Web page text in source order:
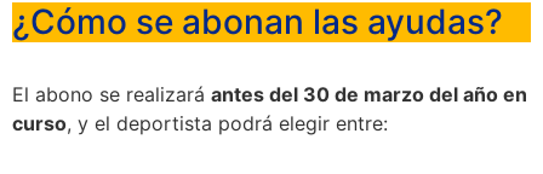
¿Cómo se abonan las ayudas?
El abono se realizará antes del 30 de marzo del año en
curso, y el deportista podrá elegir entre: